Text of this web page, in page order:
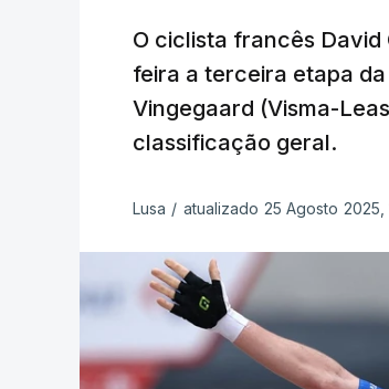
O ciclista francês
feira a terceira etapa
Vingegaard (Visma-
classificação geral.
Lusa / atualizado 25 Agosto 2025,